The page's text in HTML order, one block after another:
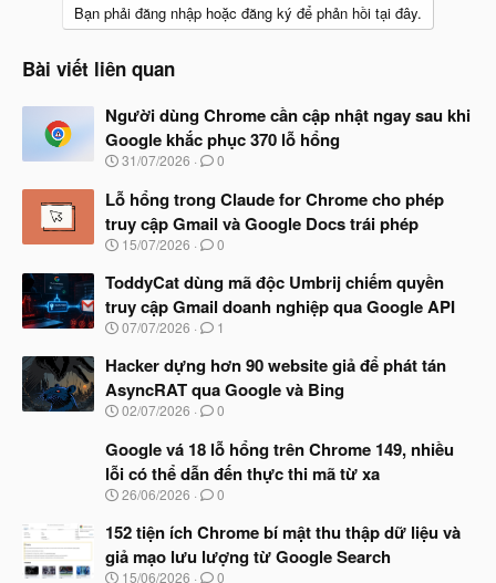
Bạn phải đăng nhập hoặc đăng ký để phản hồi tại đây.
Bài viết liên quan
Người dùng Chrome cần cập nhật ngay sau khi
Google khắc phục 370 lỗ hổng
N
à
y
b
ắ
đ
ầ
u
31/07/2026 0
Lỗ hổng trong Claude for Chrome cho phép
truy cập Gmail và Google Docs trái phép
N
à
b
ắ
đ
ầ
u
15/07/2026 0
ToddyCat dùng mã độc Umbrij chiếm quyền
truy cập Gmail doanh nghiệp qua Google API
N
à
b
ắ
đ
ầ
u
07/07/2026 1
Hacker dựng hơn 90 website giả để phát tán
AsyncRAT qua Google và Bing
N
à
y
b
ắ
đ
ầ
u
02/07/2026 0
Google vá 18 lỗ hổng trên Chrome 149, nhiều
lỗi có thể dẫn đến thực thi mã từ xa
N
à
y
b
26/06/2026 0
152 tiện ích Chrome bí mật thu thập dữ liệu và
giả mạo lưu lượng từ Google Search
N
15/06/2026 0